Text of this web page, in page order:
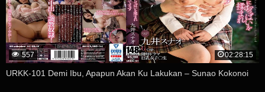
557 02:28:15
URKK-101 Demi Ibu, Apapun Akan Ku Lakukan – Sunao Kokonoi